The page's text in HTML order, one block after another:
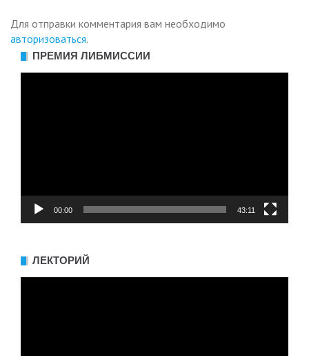
Для отправки комментария вам необходимо
авторизоваться.
ПРЕМИЯ ЛИБМИССИИ
00:00 43:11
ЛЕКТОРИЙ